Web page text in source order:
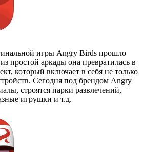
игры Angry Birds прошло
простой аркады она превратилась в
который включает в себя не только
Сегодня под брендом Angry
строятся парки развлечений,
игрушки и т.д.